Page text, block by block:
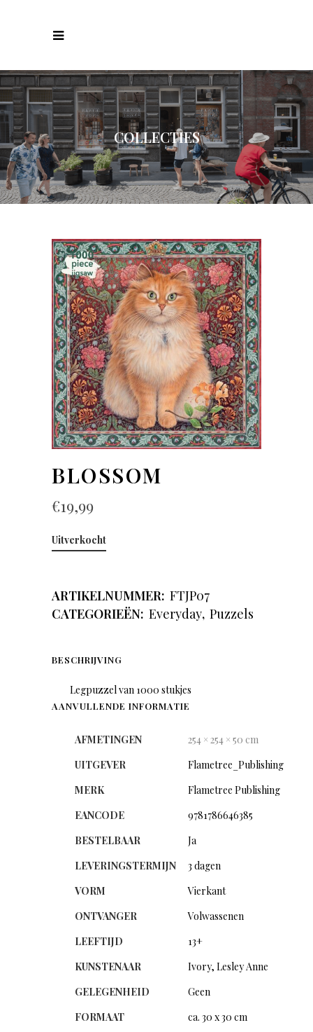
COLLECTIES
BLOSSOM
€19,99
Uitverkocht
ARTIKELNUMMER: FTJP07
CATEGORIEËN: Everyday, Puzzels
BESCHRIJVING
Legpuzzel van 1000 stukjes
AANVULLENDE INFORMATIE
AFMETINGEN
254 × 254 × 50 cm
UITGEVER
Flametree_Publishing
MERK
Flametree Publishing
EANCODE
9781786646385
BESTELBAAR
Ja
LEVERINGSTERMIJN
3 dagen
VORM
Vierkant
ONTVANGER
Volwassenen
LEEFTIJD
13+
KUNSTENAAR
Ivory, Lesley Anne
GELEGENHEID
Geen
FORMAAT
ca. 30 x 30 cm